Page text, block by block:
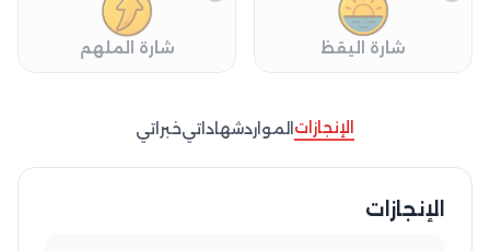
شارة اليقظ شارة الملهم
الإنجازات المواردشهاداتيخبراتي
الإنجازات